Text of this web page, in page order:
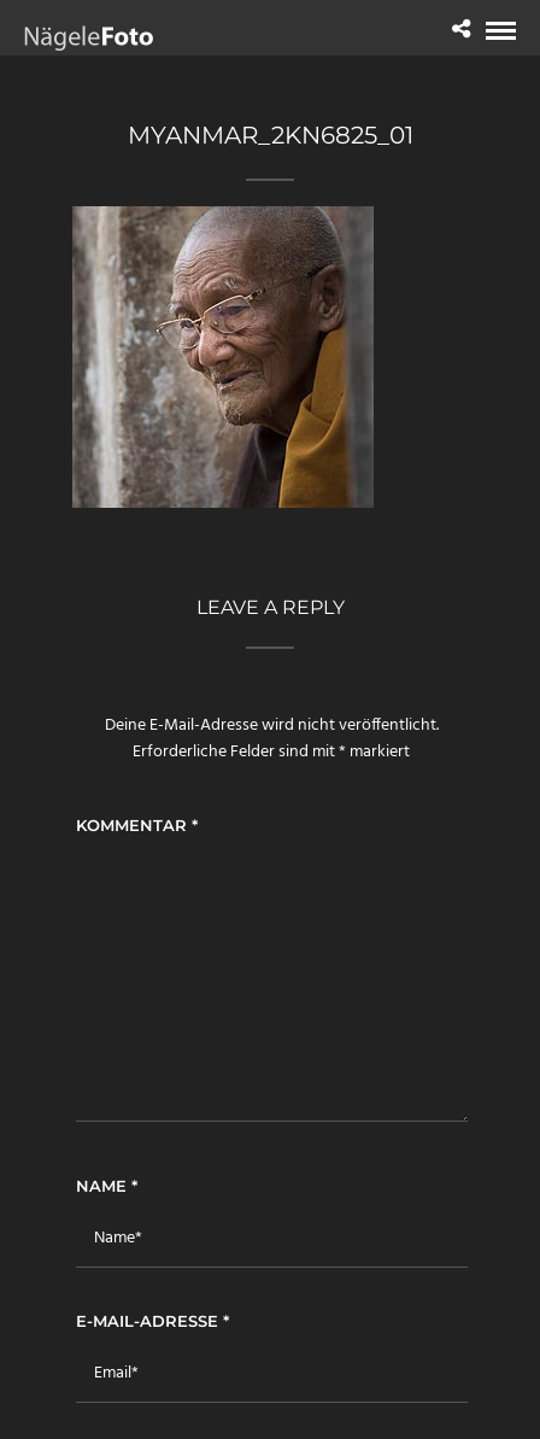
MYANMAR_2KN6825_01
LEAVE A REPLY
Deine E-Mail-Adresse wird nicht veröffentlicht.
Erforderliche Felder sind mit*markiert
KOMMENTAR *
NAME *
E-MAIL-ADRESSE *